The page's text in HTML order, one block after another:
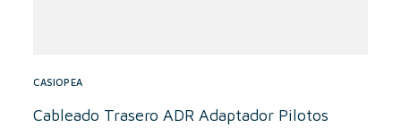
CASIOPEA
Cableado Trasero ADR Adaptador Pilotos